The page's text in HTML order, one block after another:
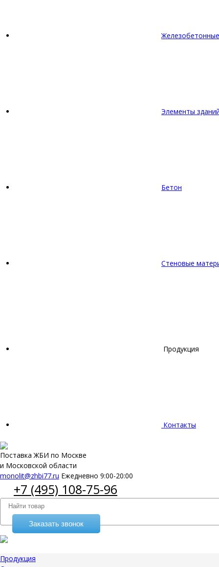
Элементы
Бетон
Стеновые
Продукция
Контакты
Поставка ЖБИ по Москве
и Московской области
monolit@zhbi77.ru Ежедневно 9:00-20:00
+7 (495) 108-75-96
Заказать звонок
Продукция